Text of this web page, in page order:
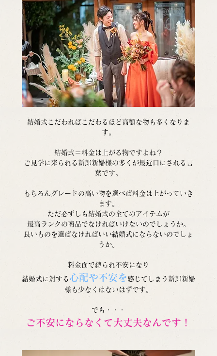
結婚式こだわればこだわるほど高額な物も多くなりま
す。
結婚式＝料金は上がる物ですよね？
ご見学に来られる新郎新婦様の多くが最近口にされる言
葉です。
もちろんグレードの高い物を選べば料金は上がっていき
ます。
ただ必ずしも結婚式の全てのアイテムが
最高ランクの商品でなければいけないのでしょうか。
良いものを選ばなければいい結婚式にならないのでしょ
うか。
料金面で縛られ不安になり
結婚式に対する 心配や不安を 感じてしまう新郎新婦
様も少なくはないはずです。
でも・・・
ご不安にならなくて大丈夫なんです！